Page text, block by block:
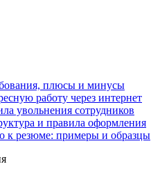
плюсы и минусы
работу через интернет
увольнения сотрудников
и правила оформления
к резюме: примеры и образцы